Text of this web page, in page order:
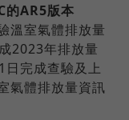
的AR5版本
溫室氣體排放量
2023年排放量
完成查驗及上
氣體排放量資訊